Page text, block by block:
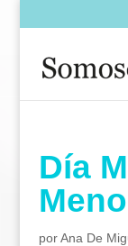
Día
porAna De